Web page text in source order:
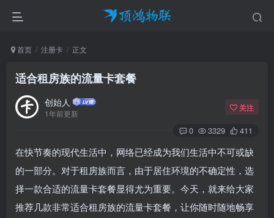
首页 注册卡 正文
适合租房族的流量卡套餐​
创始人
1年前更新
关注
0 3329 411
在快节奏的现代生活中，网络已经成为我们生活中不可或缺
的一部分。对于租房族而言，由于居住环境的不确定性，选
择一款合适的流量卡套餐显得尤为重要。今天，就来给大家
推荐几款非常适合租房族的流量卡套餐，让你随时随地畅享